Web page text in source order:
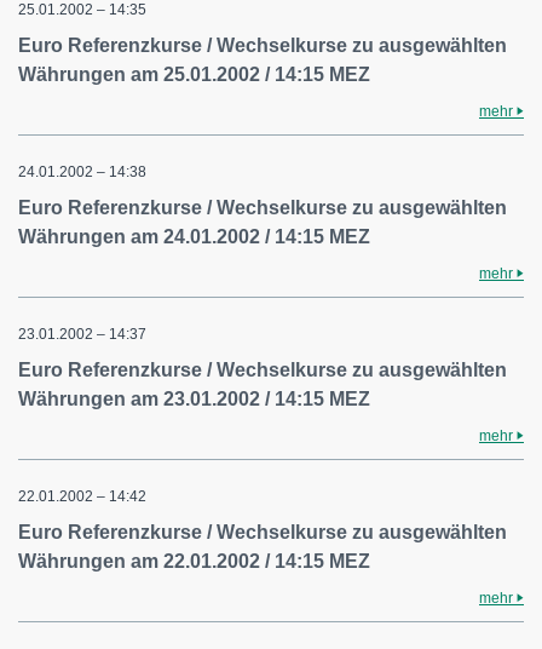
25.01.2002 – 14:35
Euro Referenzkurse / Wechselkurse zu ausgewählten
Währungen am 25.01.2002 / 14:15 MEZ
mehr
24.01.2002 – 14:38
Euro Referenzkurse / Wechselkurse zu ausgewählten
Währungen am 24.01.2002 / 14:15 MEZ
mehr
23.01.2002 – 14:37
Euro Referenzkurse / Wechselkurse zu ausgewählten
Währungen am 23.01.2002 / 14:15 MEZ
mehr
22.01.2002 – 14:42
Euro Referenzkurse / Wechselkurse zu ausgewählten
Währungen am 22.01.2002 / 14:15 MEZ
mehr